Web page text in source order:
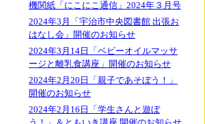
機関紙「にこにこ通信」2024年３月号
2024年3月「宇治市中央図書館 出張お
はなし会」開催のお知らせ
2024年3月14日「ベビーオイルマッサ
ージと離乳食講座」開催のお知らせ
2024年2月20日「親子であそぼう！」
開催のお知らせ
2024年2月16日「学生さんと遊ぼ